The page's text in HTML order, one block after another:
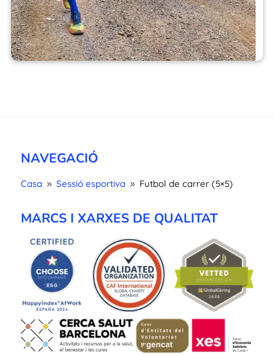
NAVEGACIÓ
Casa 9 Sessió esportiva 9 Futbol de carrer (5×5)
MARCS I XARXES DE QUALITAT